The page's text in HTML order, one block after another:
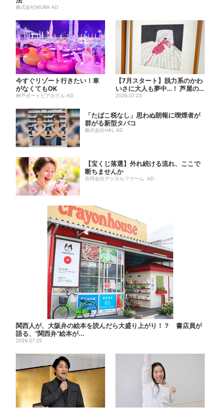
株式会社MURA AD
今すぐリゾート行きたい！車
がなくてもOK
神戸ポートピアホテル AD
【7月スタート】脱力系のかわ
いさに大人も夢中…！ 芦屋の
美術館で「チェコ絵本」展...
2026.07.23
「たばこ税なし」思わぬ朗報に喫煙者が
群がる新型タバコ
株式会社HAL AD
【宝くじ落選】外れ続ける流れ、ここで
断ちませんか
合同会社デジタルファーム AD
関西人が、大阪弁の絵本を読んだら大盛り上がり！？ 書店員が
語る、“関西弁”絵本が...
2026.07.25